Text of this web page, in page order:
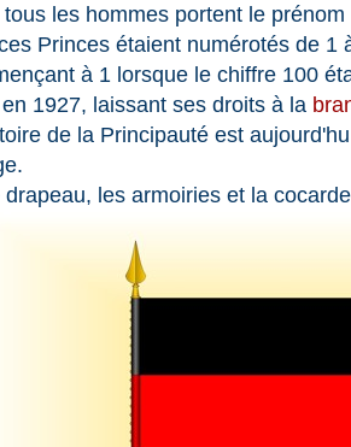
tous les hommes portent le
Princes étaient numérotés de 1
à 1 lorsque le chiffre 100
1927, laissant ses droits à la
de la Principauté est
drapeau, les armoiries et la